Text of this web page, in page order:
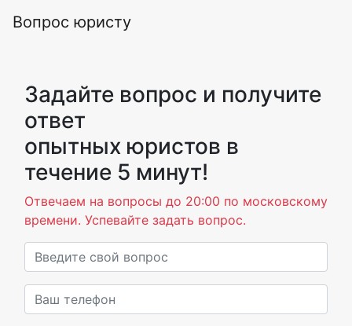
Вопрос юристу
Задайте вопрос и получите
ответ
опытных юристов в
течение 5 минут!
Отвечаем на вопросы до 20:00 по московскому
времени. Успевайте задать вопрос.